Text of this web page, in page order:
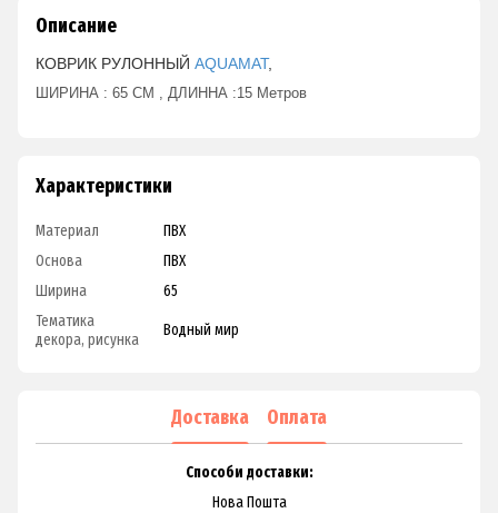
Описание
КОВРИК РУЛОННЫЙ AQUAMAT,
ШИРИНА : 65 СМ , ДЛИННА :15 Метров
Характеристики
Материал
ПВХ
Основа
ПВХ
Ширина
65
Тематика
декора, рисунка
Водный мир
Доставка Оплата
Способи доставки:
Нова Пошта